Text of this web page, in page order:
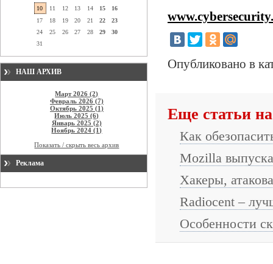
10
11 12 13 14 15
16
17
18 19 20 21 22
23
24
25 26 27 28 29
30
31
НАШ АРХИВ
Март 2026 (2)
Февраль 2026 (7)
Октябрь 2025 (1)
Июль 2025 (6)
Январь 2025 (2)
Ноябрь 2024 (1)
Показать / скрыть весь архив
Реклама
Опубликовано в
Еще статьи
Как
Mozilla
Хакеры,
Radiocent –
Особенности